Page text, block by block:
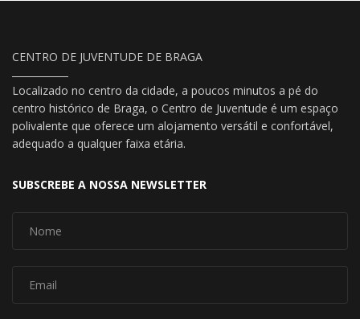
CENTRO DE JUVENTUDE DE BRAGA
Localizado no centro da cidade, a poucos minutos a pé do
centro histórico de Braga, o Centro de Juventude é um espaço
polivalente que oferece um alojamento versátil e confortável,
adequado a qualquer faixa etária.
SUBSCREBE A NOSSA NEWSLETTER